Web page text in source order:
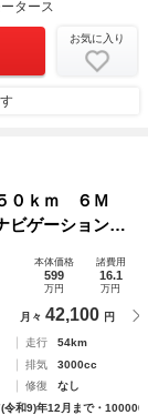
タース
お気に入り
０ｋｍ ６Ｍ
ビゲーション
対向ピストン
アルミホイー
本体価格
599
万円
諸費用
16.1
万円
月々 42,100 円
走行
54km
排気
3000cc
修復
なし
令和9)年12月まで・